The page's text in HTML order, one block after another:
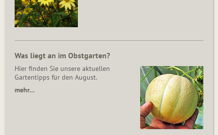
Was liegt an im Obstgarten?
Hier finden Sie unsere aktuellen
Gartentipps für den August.
mehr…